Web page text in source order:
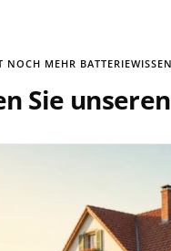
NOCH MEHR BATTERIEWISSEN
Sie